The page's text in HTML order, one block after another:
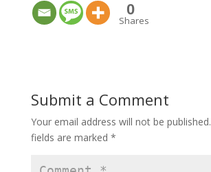
0
Shares
Submit a Comment
Your email address will not be published.
fields are marked *